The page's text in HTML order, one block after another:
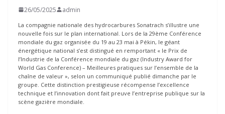
26/05/2025 admin
La compagnie nationale des hydrocarbures Sonatrach s’illustre une
nouvelle fois sur le plan international. Lors de la 29ème Conférence
mondiale du gaz organisée du 19 au 23 mai à Pékin, le géant
énergétique national s’est distingué en remportant « le Prix de
l’Industrie de la Conférence mondiale du gaz (Industry Award for
World Gas Conference) – Meilleures pratiques sur l’ensemble de la
chaîne de valeur », selon un communiqué publié dimanche par le
groupe. Cette distinction prestigieuse récompense l’excellence
technique et l’innovation dont fait preuve l’entreprise publique sur la
scène gazière mondiale.